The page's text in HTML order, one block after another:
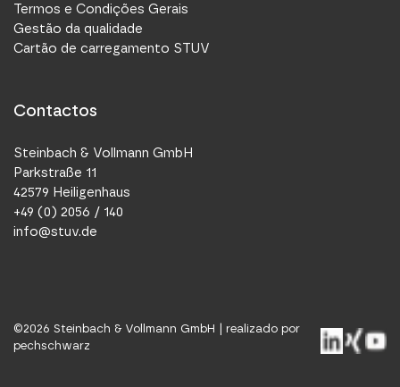
Termos e Condições Gerais
Gestão da qualidade
Cartão de carregamento STUV
Contactos
Steinbach & Vollmann GmbH
Parkstraße 11
42579 Heiligenhaus
+49 (0) 2056 / 140
info@stuv.de
©2026 Steinbach & Vollmann GmbH | realizado por
pechschwarz